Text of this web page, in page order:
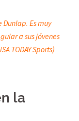
Es muy
a sus jóvenes
TODAY Sports)
la